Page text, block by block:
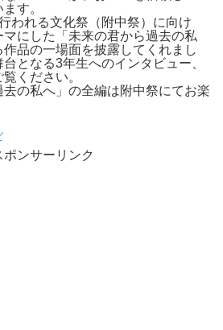
す。
われる文化祭（附中祭）に向け
にした「未来の君から過去の私
品の一場面を披露してくれまし
となる3年生へのインタビュー、
ください。
の私へ」の全編は附中祭にてお楽
ポンサーリンク